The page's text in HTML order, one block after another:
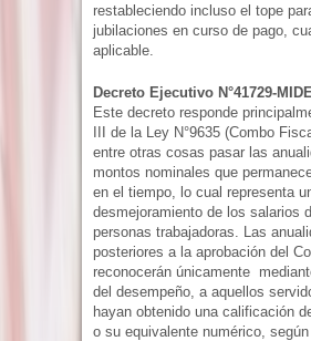
restableciendo incluso el tope
jubilaciones en curso de pago,
aplicable.
Decreto Ejecutivo N°41729-
Este decreto responde
III de la Ley N°9635 (Combo
entre otras cosas pasar las
montos nominales que
en el tiempo, lo cual representa
desmejoramiento de los salarios
personas trabajadoras. Las
posteriores a la aprobación del
reconocerán únicamente
del desempeño, a aquellos
hayan obtenido una calificación
o su equivalente numérico,